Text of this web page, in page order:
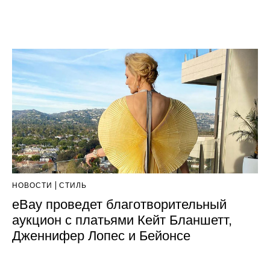
НОВОСТИ СТИЛЬ
eBay проведет благотворительный
аукцион с платьями Кейт Бланшетт,
Дженнифер Лопес и Бейонсе